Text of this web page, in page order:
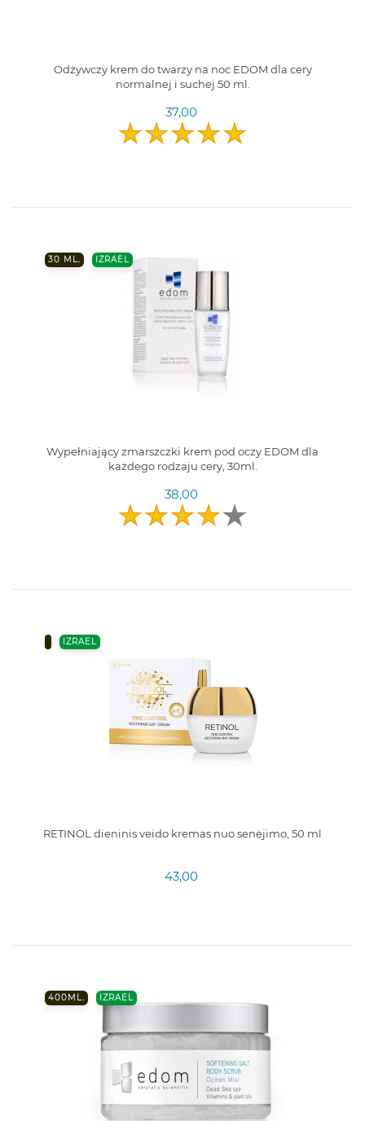
Odżywczy krem do twarzy na noc EDOM dla cery
normalnej i suchej 50 ml.
37,00
30 ML. IZRAEL
Wypełniający zmarszczki krem pod oczy EDOM dla
każdego rodzaju cery, 30ml.
38,00
IZRAEL
RETINOL dieninis veido kremas nuo senėjimo, 50 ml
43,00
400ML. IZRAEL